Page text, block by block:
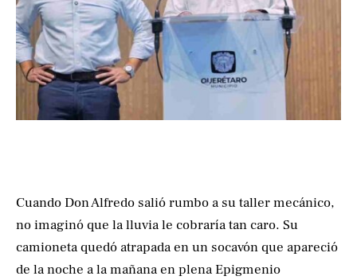
Cuando Don Alfredo salió rumbo a su taller mecánico,
no imaginó que la lluvia le cobraría tan caro. Su
camioneta quedó atrapada en un socavón que apareció
de la noche a la mañana en plena Epigmenio